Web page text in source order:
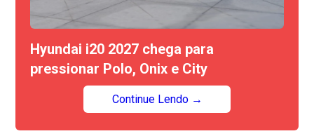
Hyundai i20 2027 chega para
pressionar Polo, Onix e City
Continue Lendo →